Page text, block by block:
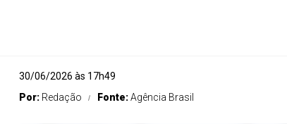
30/06/2026 às 17h49
Por: Redação Fonte:Agência Brasil